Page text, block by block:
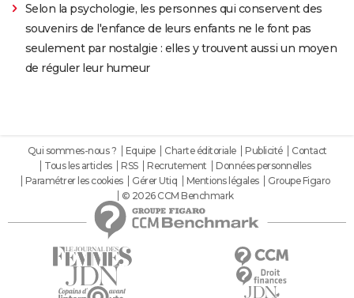
Selon la psychologie, les personnes qui conservent des
souvenirs de l'enfance de leurs enfants ne le font pas
seulement par nostalgie : elles y trouvent aussi un moyen
de réguler leur humeur
Qui sommes-nous ? Equipe Charte éditoriale Publicité
Contact
Tous les articles
RSS Recrutement
Données personnelles
Paramétrer les cookies
Gérer Utiq Mentions légales
Groupe Figaro
© 2026 CCM Benchmark